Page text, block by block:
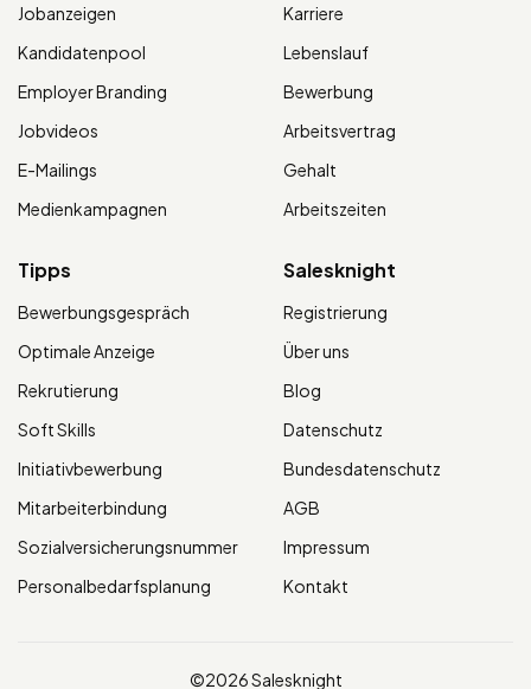
Jobanzeigen
Kandidatenpool
Employer Branding
Jobvideos
E-Mailings
Medienkampagnen
Karriere
Lebenslauf
Bewerbung
Arbeitsvertrag
Gehalt
Arbeitszeiten
Tipps
Bewerbungsgespräch
Optimale Anzeige
Rekrutierung
Soft Skills
Initiativbewerbung
Mitarbeiterbindung
Sozialversicherungsnummer
Personalbedarfsplanung
Salesknight
Registrierung
Über uns
Blog
Datenschutz
Bundesdatenschutz
AGB
Impressum
Kontakt
©2026 Salesknight